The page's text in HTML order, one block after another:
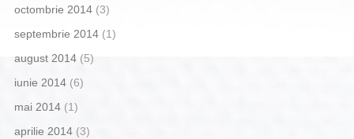
octombrie 2014(3)
septembrie 2014(1)
august 2014(5)
iunie 2014(6)
mai 2014(1)
aprilie 2014(3)